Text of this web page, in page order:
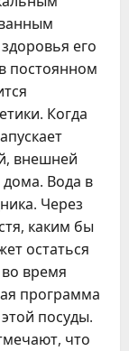
его
постоянном
Когда
внешней
дома. Вода в
Через
каким бы
остаться
время
программа
посуды.
что